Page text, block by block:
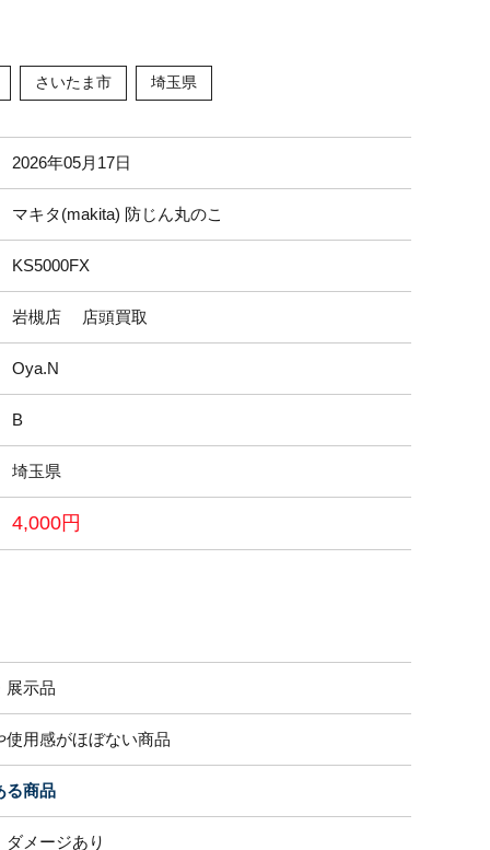
さいたま市 埼玉県
2026年05月17日
マキタ(makita) 防じん丸のこ
KS5000FX
岩槻店 店頭買取
Oya.N
B
埼玉県
4,000円
展示品
使用感がほぼない商品
る商品
ダメージあり